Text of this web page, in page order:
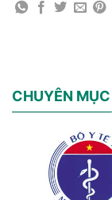
CHUYÊN MỤC